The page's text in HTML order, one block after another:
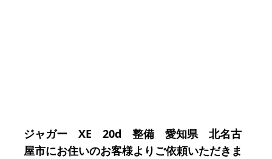
ジャガー XE 20d 整備 愛知県 北名古
屋市にお住いのお客様よりご依頼いただきま